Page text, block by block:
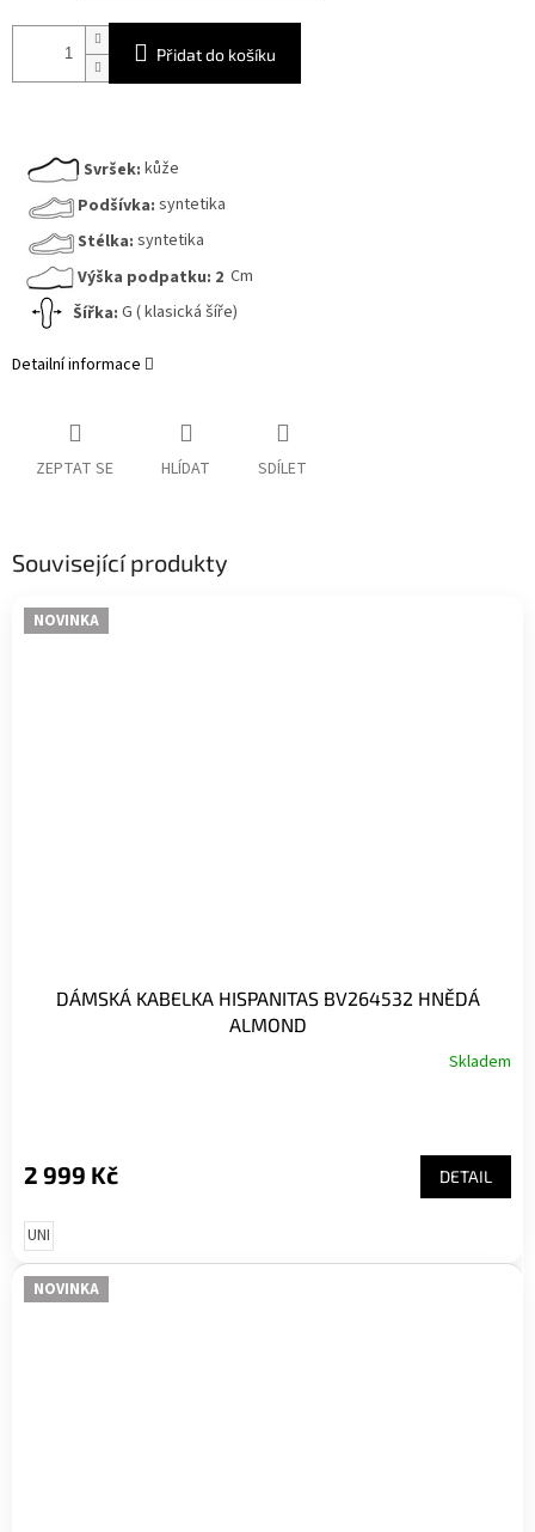
Přidat do košíku
Svršek: kůže
Podšívka: syntetika
Stélka: syntetika
Výška podpatku: 2 Cm
Šířka: G ( klasická šíře)
Detailní informace
ZEPTAT SE HLÍDAT SDÍLET
Související produkty
NOVINKA
DÁMSKÁ KABELKA HISPANITAS BV264532 HNĚDÁ
ALMOND
Skladem
2 999 Kč DETAIL
UNI
NOVINKA